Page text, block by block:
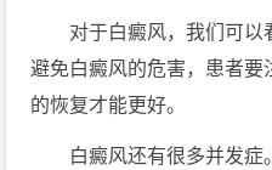
对于白癜风，我们可以
避免白癜风的危害，患者
的恢复才能更好。
白癜风还有很多并发症